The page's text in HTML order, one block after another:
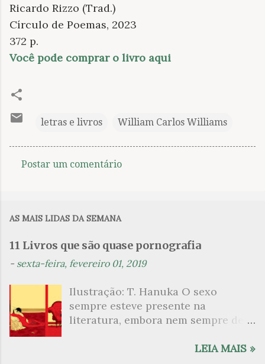
Ricardo Rizzo (Trad.)
Círculo de Poemas, 2023
372 p.
Você pode comprar o livro aqui
letras e livros William Carlos Williams
n
i
o
Postar um comentário
AS MAIS LIDAS DA SEMANA
11 Livros que são quase pornografia
- sexta-feira, fevereiro 01, 2019
Ilustração: T. Hanuka O sexo
sempre esteve presente na
literatura, embora nem sempre de
que mergulharam em sua própria
LEIA MAIS »